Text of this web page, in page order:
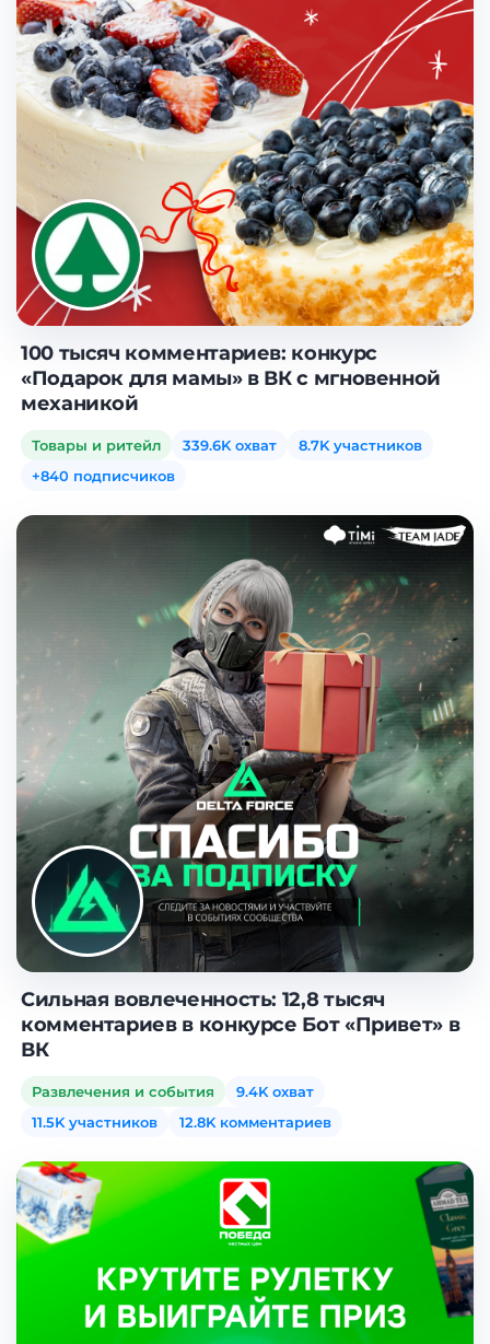
100 тысяч комментариев: конкурс
«Подарок для мамы» в ВК с мгновенной
механикой
Товары и ритейл 339.6K охват
8.7K участников
+840 подписчиков
Сильная вовлеченность: 12,8 тысяч
комментариев в конкурсе Бот «Привет» в
ВК
Развлечения и события
9.4K охват
11.5K участников
12.8K комментариев